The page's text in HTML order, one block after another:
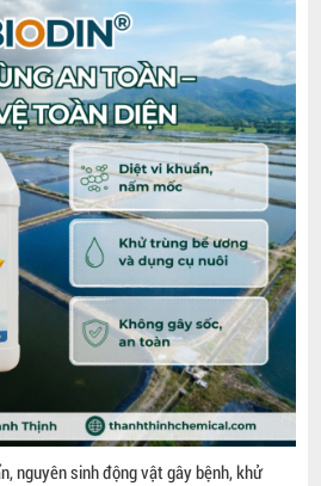
nguyên sinh động vật gây bệnh, khử